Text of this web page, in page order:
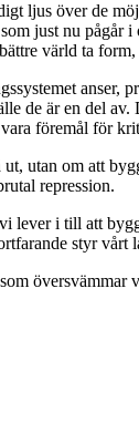
ljus överde
just nu
värld ta
anser,
de är en del
föremål för
ut, utan om att
repression.
lever i till att
styr